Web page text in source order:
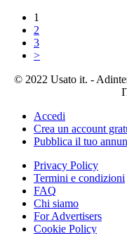
1
2
3
>
© 2022 Usato it. -
Accedi
Crea un account
Pubblica il tuo
Privacy Policy
Termini e condizioni
FAQ
Chi siamo
For Advertisers
Cookie Policy